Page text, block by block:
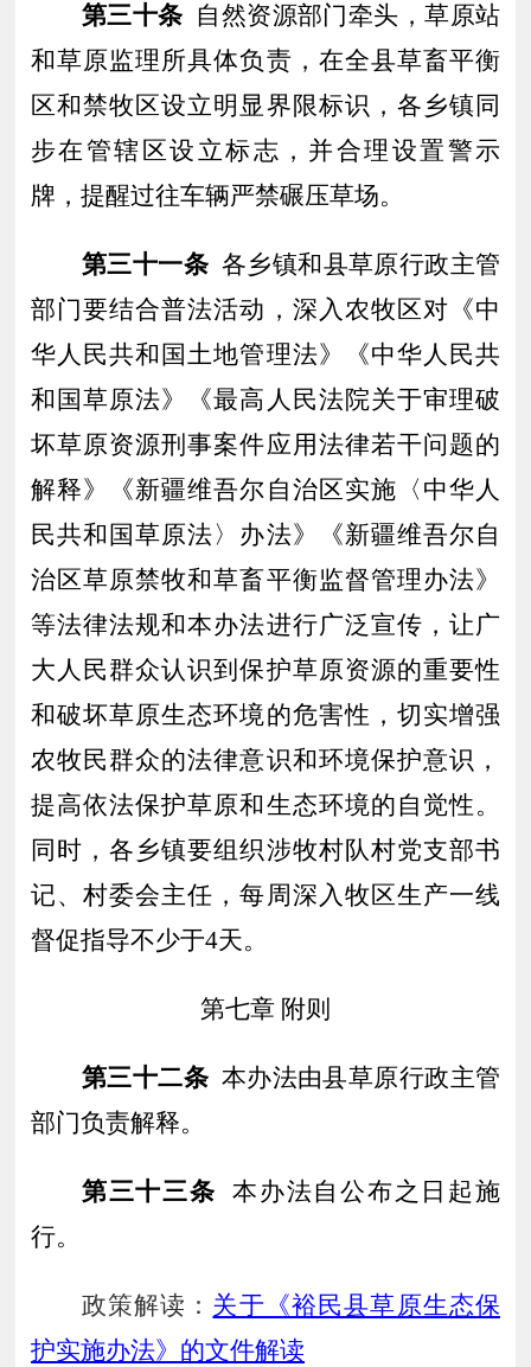
第三十条 自然资源部门牵头，草原站
和草原监理所具体负责，在全县草畜平衡
区和禁牧区设立明显界限标识，各乡镇同
步在管辖区设立标志，并合理设置警示
牌，提醒过往车辆严禁碾压草场。
第三十一条 各乡镇和县草原行政主管
部门要结合普法活动，深入农牧区对 《中
华人民共和国土地管理法》《中华人民共
和国草原法》《最高人民法院关于审理破
坏草原资源刑事案件应用法律若干问题的
解释》
《新疆维吾尔自治区实施〈中华人
民共和国草原法〉办法》《新疆维吾尔自
治区草原禁牧和草畜平衡监督管理办法》
等法律法规和本办法进行广泛宣传，让广
大 人 民群众认识到保护草原资源的重要性
和破坏草原生态环境的危害性，切实增强
农牧民群众的法律意识和环境保护意识，
提高依法保护草原和生态环境的自觉性。
同时，各乡镇要组织涉牧村队村党支部书
记、村委会主任，每周深入牧区生产一线
督促指导不少于4天。
第七章 附则
第三十二条 本办法由县草原行政主管
部门负责解释。
第三十三条
本办法自公布之日起施
行。
政策解读： 关于《裕民县草原生态保
护实施办法》的文件解读